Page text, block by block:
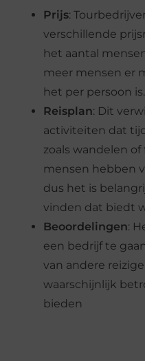
Prijs:
verschillende
het aantal
meer mensen er
het per persoon is.
Reisplan: Dit
activiteiten dat
zoals wandelen
mensen hebben
dus het is
vinden dat biedt
Beoordelingen:
een bedrijf te
van andere
waarschijnlijk
bieden